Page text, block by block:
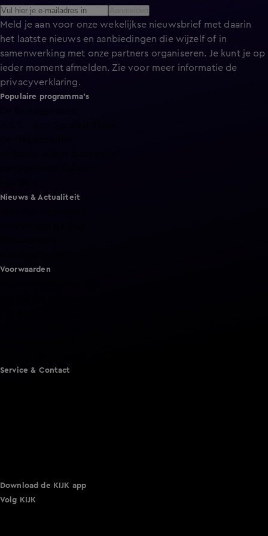
Meld je aan voor onze wekelijkse nieuwsbrief met daarin
het laatste nieuws en aanbiedingen die wijzelf of in
samenwerking met onze partners organiseren. Je kunt je op
ieder moment afmelden. Zie voor meer informatie de
privacyverklaring.
Populaire programma's
Nieuws & Actualiteit
Voorwaarden
Service & Contact
Download de KIJK app
Volg KIJK